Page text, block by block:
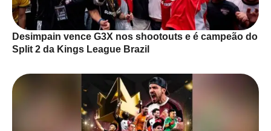
Desimpain vence G3X nos shootouts e é campeão do
Split 2 da Kings League Brazil